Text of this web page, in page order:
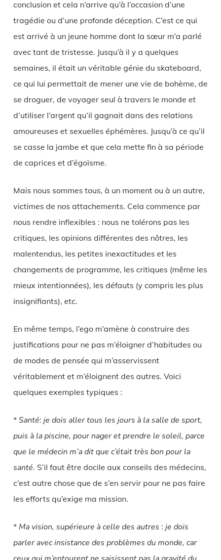
conclusion et cela n’arrive qu’à l’occasion d’une
tragédie ou d’une profonde déception. C’est ce qui
est arrivé à un jeune homme dont la sœur m’a parlé
avec tant de tristesse. Jusqu’à il y a quelques
semaines, il était un véritable génie du skateboard,
ce qui lui permettait de mener une vie de bohème, de
se droguer, de voyager seul à travers le monde et
d’utiliser l’argent qu’il gagnait dans des relations
amoureuses et sexuelles éphémères. Jusqu’à ce qu’il
se casse la jambe et que cela mette fin à sa période
de caprices et d’égoïsme.
Mais nous sommes tous, à un moment ou à un autre,
victimes de nos attachements. Cela commence par
nous rendre inflexibles : nous ne tolérons pas les
critiques, les opinions différentes des nôtres, les
malentendus, les petites inexactitudes et les
changements de programme, les critiques (même les
mieux intentionnées), les défauts (y compris les plus
insignifiants), etc.
En même temps, l’ego m’amène à construire des
justifications pour ne pas m’éloigner d’habitudes ou
de modes de pensée qui m’asservissent
véritablement et m’éloignent des autres. Voici
quelques exemples typiques :
* Santé: je dois aller tous les jours à la salle de sport,
puis à la piscine, pour nager et prendre le soleil, parce
que le médecin m’a dit que c’était très bon pour la
santé. S’il faut être docile aux conseils des médecins,
c’est autre chose que de s’en servir pour ne pas faire
les efforts qu’exige ma mission.
* Ma vision, supérieure à celle des autres : je dois
parler avec insistance des problèmes du monde, car